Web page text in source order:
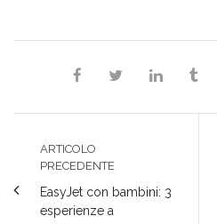
ARTICOLO
PRECEDENTE
EasyJet con bambini: 3
esperienze a